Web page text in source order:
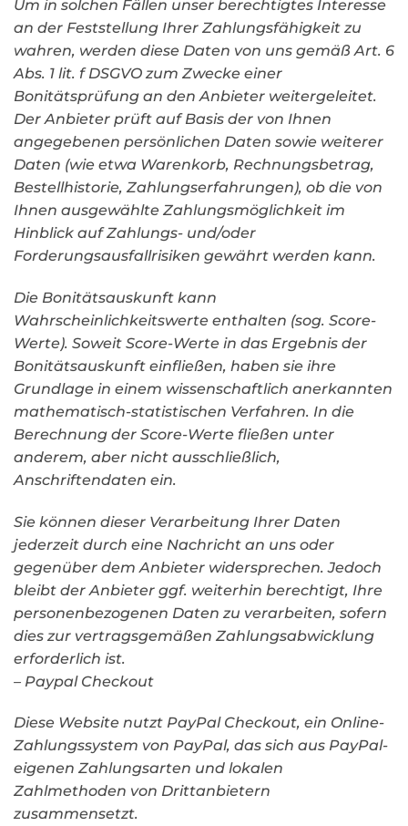
Um in solchen Fällen unser berechtigtes Interesse
an der Feststellung Ihrer Zahlungsfähigkeit zu
wahren, werden diese Daten von uns gemäß Art. 6
Abs. 1 lit. f DSGVO zum Zwecke einer
Bonitätsprüfung an den Anbieter weitergeleitet.
Der Anbieter prüft auf Basis der von Ihnen
angegebenen persönlichen Daten sowie weiterer
Daten (wie etwa Warenkorb, Rechnungsbetrag,
Bestellhistorie, Zahlungserfahrungen), ob die von
Ihnen ausgewählte Zahlungsmöglichkeit im
Hinblick auf Zahlungs- und/oder
Forderungsausfallrisiken gewährt werden kann.
Die Bonitätsauskunft kann
Wahrscheinlichkeitswerte enthalten (sog. Score-
Werte). Soweit Score-Werte in das Ergebnis der
Bonitätsauskunft einfließen, haben sie ihre
Grundlage in einem wissenschaftlich anerkannten
mathematisch-statistischen Verfahren. In die
Berechnung der Score-Werte fließen unter
anderem, aber nicht ausschließlich,
Anschriftendaten ein.
Sie können dieser Verarbeitung Ihrer Daten
jederzeit durch eine Nachricht an uns oder
gegenüber dem Anbieter widersprechen. Jedoch
bleibt der Anbieter ggf. weiterhin berechtigt, Ihre
personenbezogenen Daten zu verarbeiten, sofern
dies zur vertragsgemäßen Zahlungsabwicklung
erforderlich ist.
– Paypal Checkout
Diese Website nutzt PayPal Checkout, ein Online-
Zahlungssystem von PayPal, das sich aus PayPal-
eigenen Zahlungsarten und lokalen
Zahlmethoden von Drittanbietern
zusammensetzt.